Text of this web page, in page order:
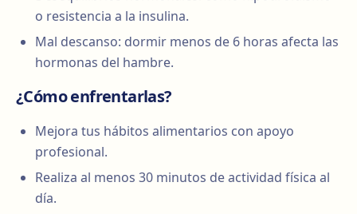
o resistencia a la insulina.
Mal descanso: dormir menos de 6 horas afecta las
hormonas del hambre.
¿Cómo enfrentarlas?
Mejora tus hábitos alimentarios con apoyo
profesional.
Realiza al menos 30 minutos de actividad física al
día.